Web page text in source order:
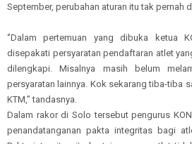
September, perubahan aturan itu tak pernah
‘’Dalam pertemuan yang dibuka ketua
disepakati persyaratan pendaftaran atlet
dilengkapi. Misalnya masih belum
persyaratan lainnya. Kok sekarang tiba-tiba
KTM,’’ tandasnya.
Dalam rakor di Solo tersebut pengurus
penandatanganan pakta integritas bagi